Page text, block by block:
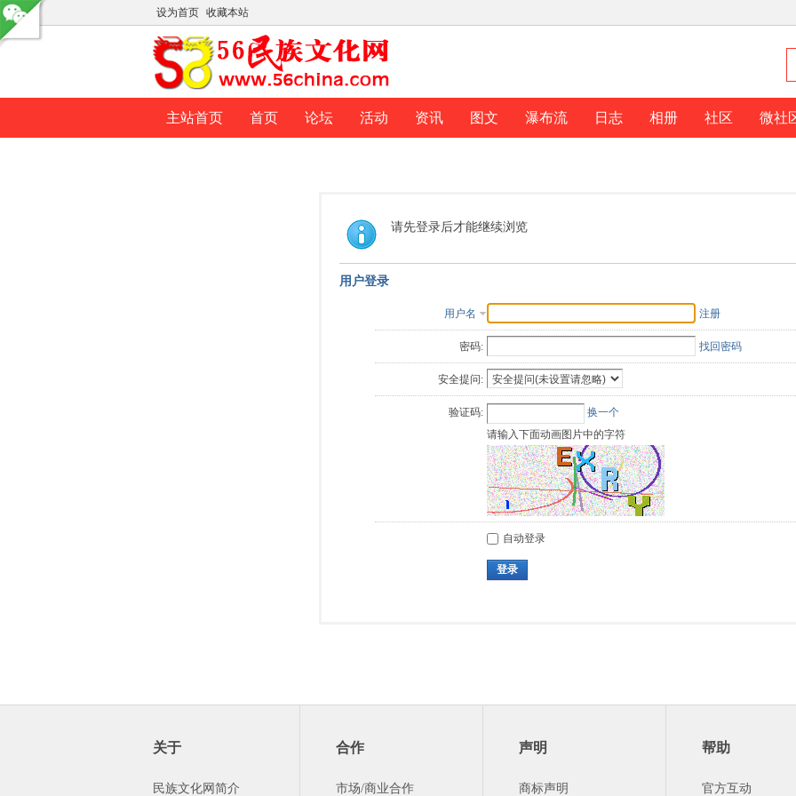
设为首页 收藏本站
主站首页 首页 论坛 活动 资讯 图文 瀑布流 日志 相册 社区 微社
请先登录后才能继续浏览
用户登录
用户名 注册
密码: 找回密码
安全提问:
验证码:
换一个
请输入下面动画图片中的字符
自动登录
登录
关于
民族文化网简介
合作
市场/商业合作
声明
商标声明
帮助
官方互动